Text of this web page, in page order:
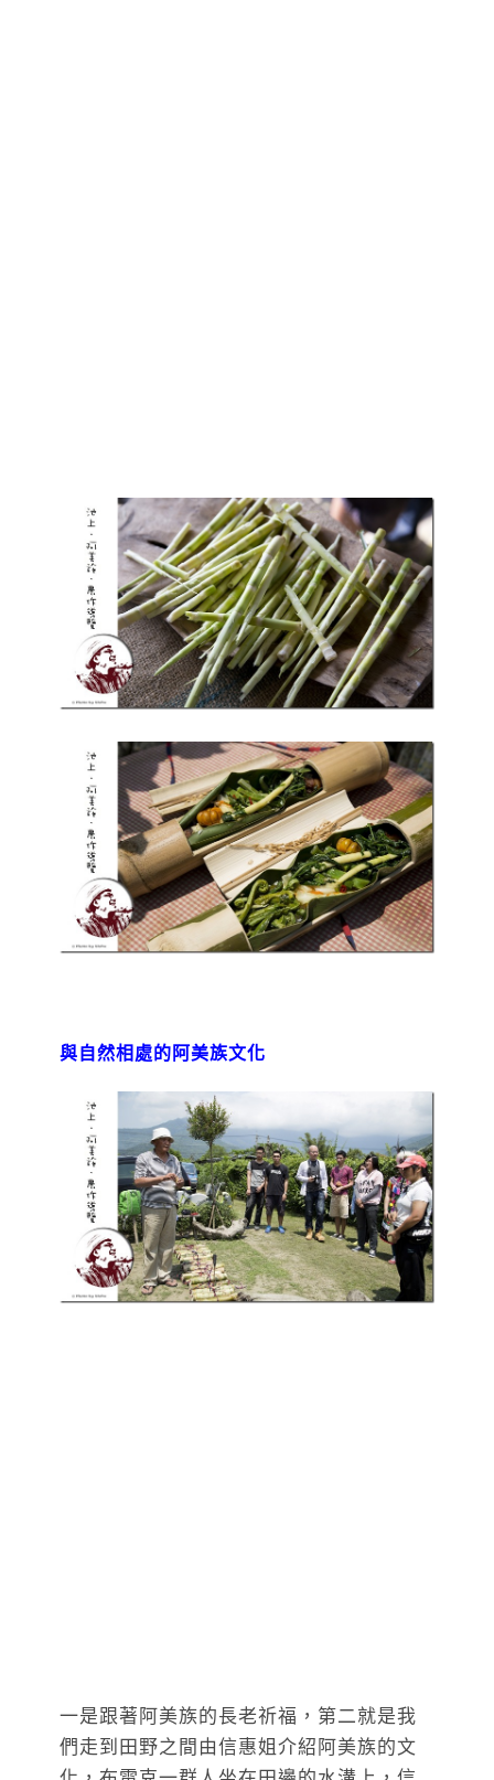
與自然相處的阿美族文化
一是跟著阿美族的長老祈福，第二就是我
們走到田野之間由信惠姐介紹阿美族的文